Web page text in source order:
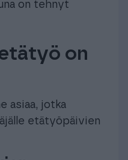
on tehnyt
on
asiaa, jotka
etätyöpäivien